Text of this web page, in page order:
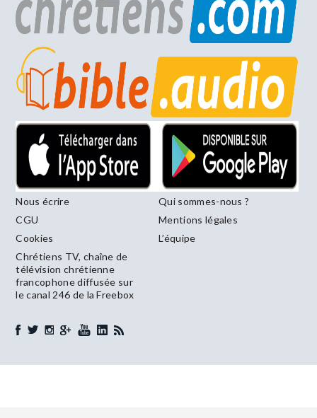
Nous écrire
Qui sommes-nous ?
CGU
Mentions légales
Cookies
L’équipe
Chrétiens TV, chaîne de
télévision chrétienne
francophone diffusée sur
le canal 246 de la Freebox